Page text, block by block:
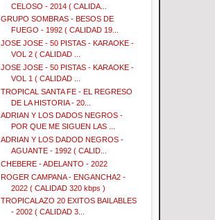
CELOSO - 2014 ( CALIDA...
GRUPO SOMBRAS - BESOS DE
FUEGO - 1992 ( CALIDAD 19...
JOSE JOSE - 50 PISTAS - KARAOKE -
VOL 2 ( CALIDAD ...
JOSE JOSE - 50 PISTAS - KARAOKE -
VOL 1 ( CALIDAD ...
TROPICAL SANTA FE - EL REGRESO
DE LA HISTORIA - 20...
ADRIAN Y LOS DADOS NEGROS -
POR QUE ME SIGUEN LAS ...
ADRIAN Y LOS DADOD NEGROS -
AGUANTE - 1992 ( CALID...
CHEBERE - ADELANTO - 2022
ROGER CAMPANA - ENGANCHA2 -
2022 ( CALIDAD 320 kbps )
TROPICALAZO 20 EXITOS BAILABLES
- 2002 ( CALIDAD 3...